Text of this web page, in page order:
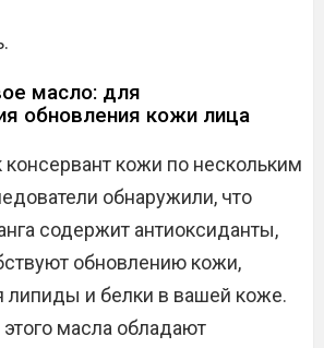
масло: для
обновления кожи лица
консервант кожи по нескольким
обнаружили, что
содержит антиоксиданты,
обновлению кожи,
липиды и белки в вашей коже.
масла обладают